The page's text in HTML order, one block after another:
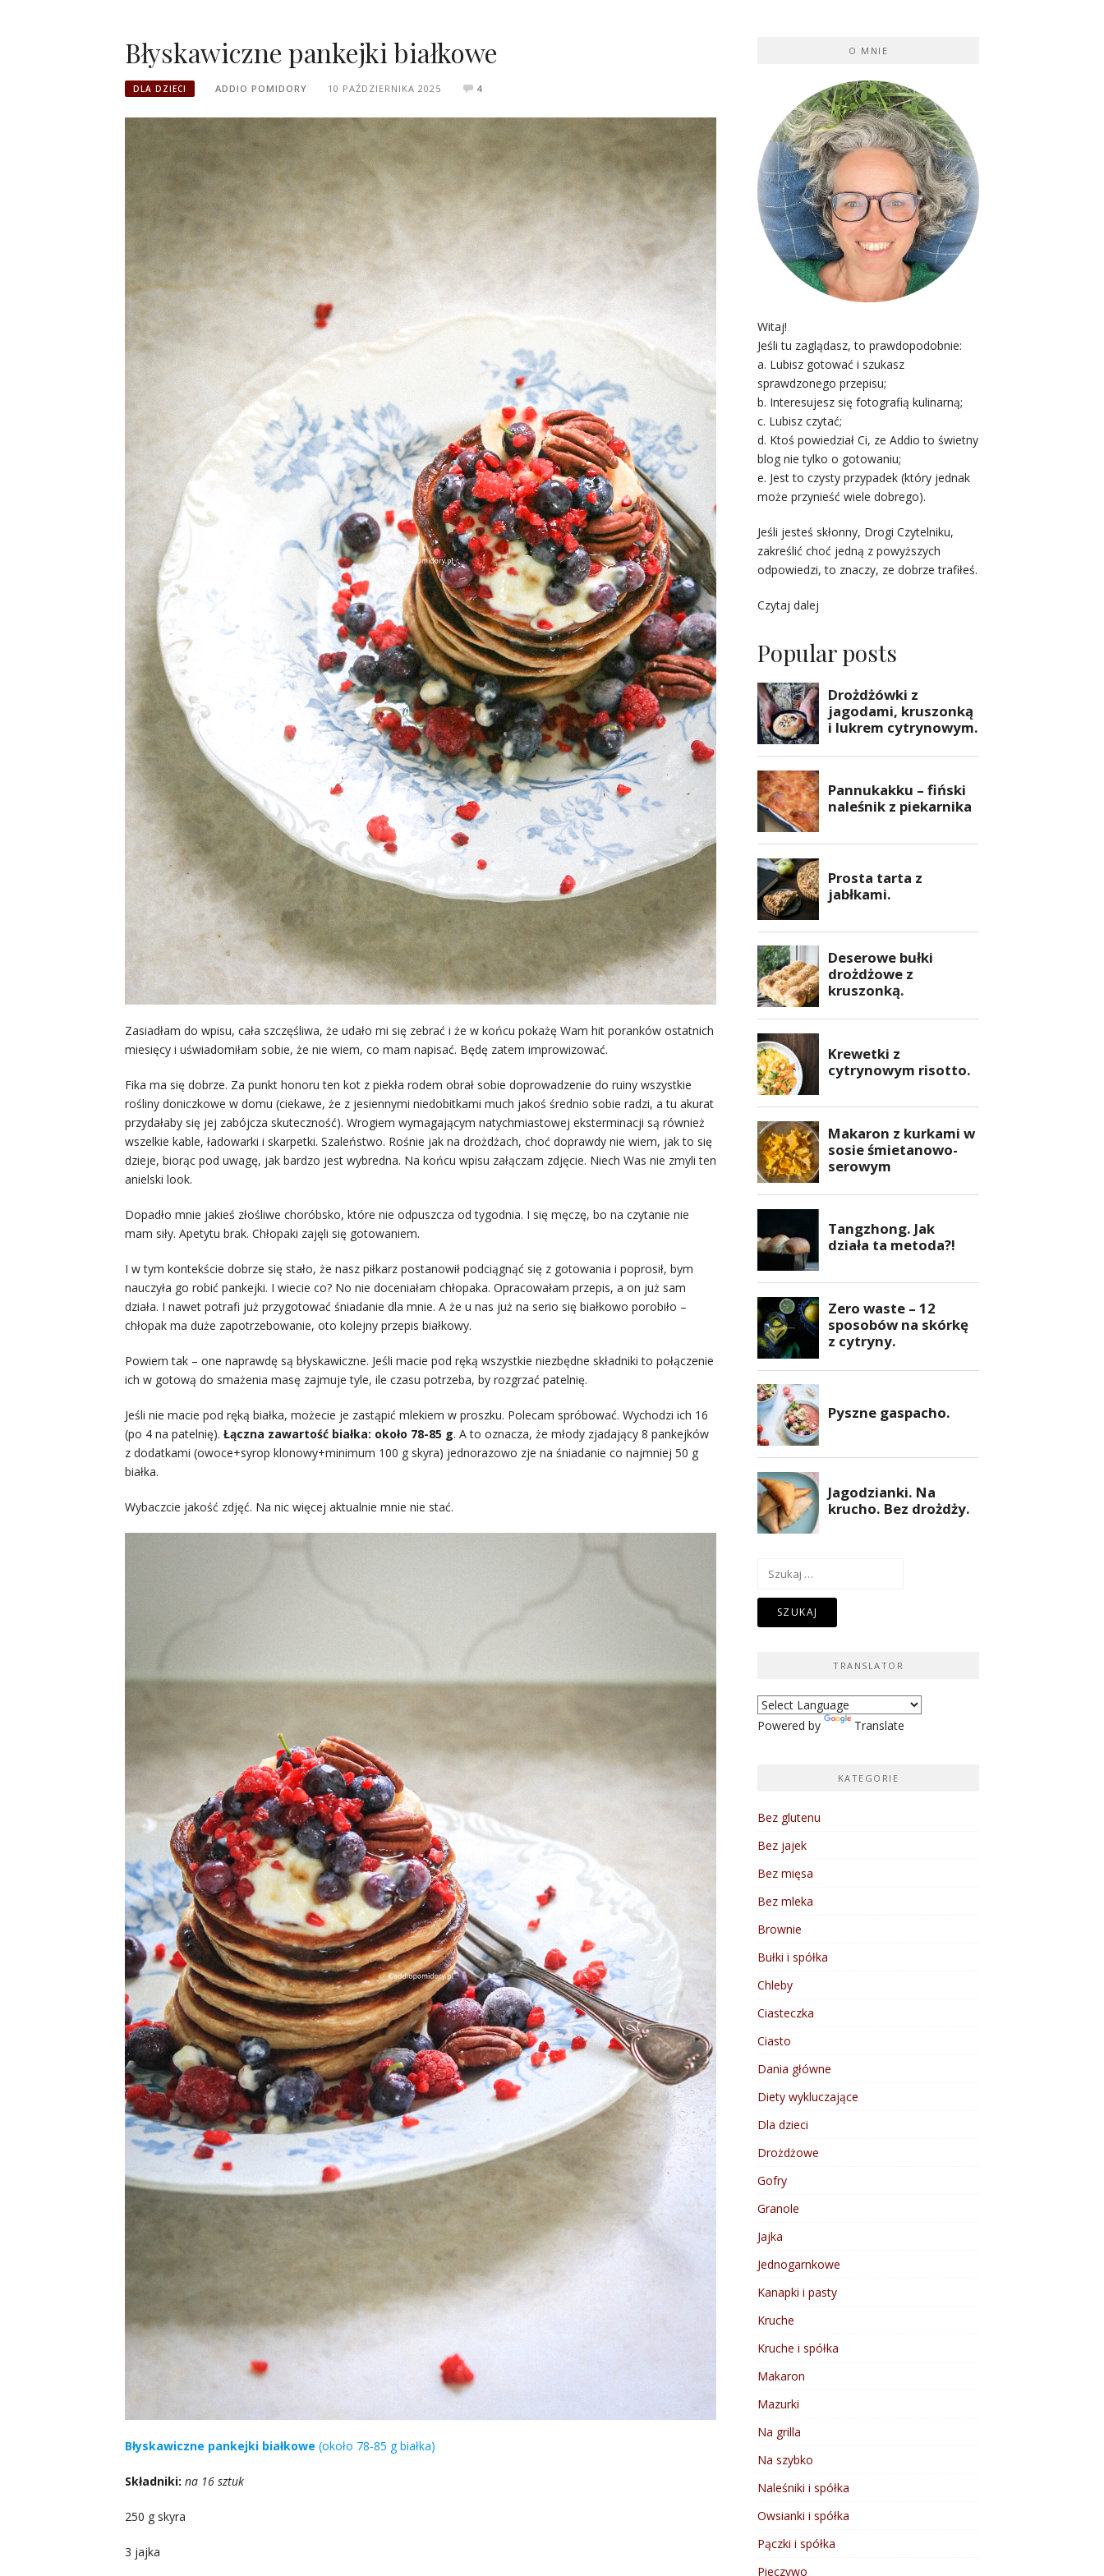
Błyskawiczne pankejki białkowe
DLA DZIECI ADDIO POMIDORY 10 PAŹDZIERNIKA 2025 4
Zasiadłam do wpisu, cała szczęśliwa, że udało mi się zebrać i że w końcu pokażę Wam hit poranków ostatnich
miesięcy i uświadomiłam sobie, że nie wiem, co mam napisać. Będę zatem improwizować.
Fika ma się dobrze. Za punkt honoru ten kot z piekła rodem obrał sobie doprowadzenie do ruiny wszystkie
rośliny doniczkowe w domu (ciekawe, że z jesiennymi niedobitkami much jakoś średnio sobie radzi, a tu akurat
przydałaby się jej zabójcza skuteczność). Wrogiem wymagającym natychmiastowej eksterminacji są również
wszelkie kable, ładowarki i skarpetki. Szaleństwo. Rośnie jak na drożdżach, choć doprawdy nie wiem, jak to się
dzieje, biorąc pod uwagę, jak bardzo jest wybredna. Na końcu wpisu załączam zdjęcie. Niech Was nie zmyli ten
anielski look.
Dopadło mnie jakieś złośliwe choróbsko, które nie odpuszcza od tygodnia. I się męczę, bo na czytanie nie
mam siły. Apetytu brak. Chłopaki zajęli się gotowaniem.
I w tym kontekście dobrze się stało, że nasz piłkarz postanowił podciągnąć się z gotowania i poprosił, bym
nauczyła go robić pankejki. I wiecie co? No nie doceniałam chłopaka. Opracowałam przepis, a on już sam
działa. I nawet potrafi już przygotować śniadanie dla mnie. A że u nas już na serio się białkowo porobiło –
chłopak ma duże zapotrzebowanie, oto kolejny przepis białkowy.
Powiem tak – one naprawdę są błyskawiczne. Jeśli macie pod ręką wszystkie niezbędne składniki to połączenie
ich w gotową do smażenia masę zajmuje tyle, ile czasu potrzeba, by rozgrzać patelnię.
Jeśli nie macie pod ręką białka, możecie je zastąpić mlekiem w proszku. Polecam spróbować. Wychodzi ich 16
(po 4 na patelnię). Łączna zawartość białka: około 78-85 g. A to oznacza, że młody zjadający 8 pankejków
z dodatkami (owoce+syrop klonowy+minimum 100 g skyra) jednorazowo zje na śniadanie co najmniej 50 g
białka.
Wybaczcie jakość zdjęć. Na nic więcej aktualnie mnie nie stać.
Błyskawiczne pankejki białkowe (około 78-85 g białka)
Składniki: na 16 sztuk
250 g skyra
3 jajka
O MNIE
Witaj!
Jeśli tu zaglądasz, to prawdopodobnie:
a. Lubisz gotować i szukasz
sprawdzonego przepisu;
b. Interesujesz się fotografią kulinarną;
c. Lubisz czytać;
d. Ktoś powiedział Ci, ze Addio to świetny
blog nie tylko o gotowaniu;
e. Jest to czysty przypadek (który jednak
może przynieść wiele dobrego).
Jeśli jesteś skłonny, Drogi Czytelniku,
zakreślić choć jedną z powyższych
odpowiedzi, to znaczy, ze dobrze trafiłeś.
Czytaj dalej
Popular posts
Szukaj:
TRANSLATOR
Powered by Translate
KATEGORIE
Bez glutenu
Bez jajek
Bez mięsa
Bez mleka
Brownie
Bułki i spółka
Chleby
Ciasteczka
Ciasto
Dania główne
Diety wykluczające
Dla dzieci
Drożdżowe
Gofry
Granole
Jajka
Jednogarnkowe
Kanapki i pasty
Kruche
Kruche i spółka
Makaron
Mazurki
Na grilla
Na szybko
Naleśniki i spółka
Owsianki i spółka
Pączki i spółka
Pieczywo